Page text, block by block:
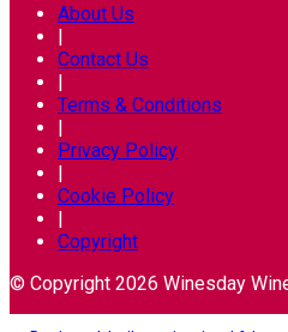
About Us
|
Contact Us
|
Terms & Conditions
|
Privacy Policy
|
Cookie Policy
|
Copyright
© Copyright 2026 Winesday